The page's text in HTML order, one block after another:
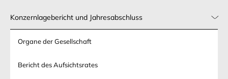
Konzernlagebericht und Jahresabschluss
Organe der Gesellschaft
Bericht des Aufsichtsrates